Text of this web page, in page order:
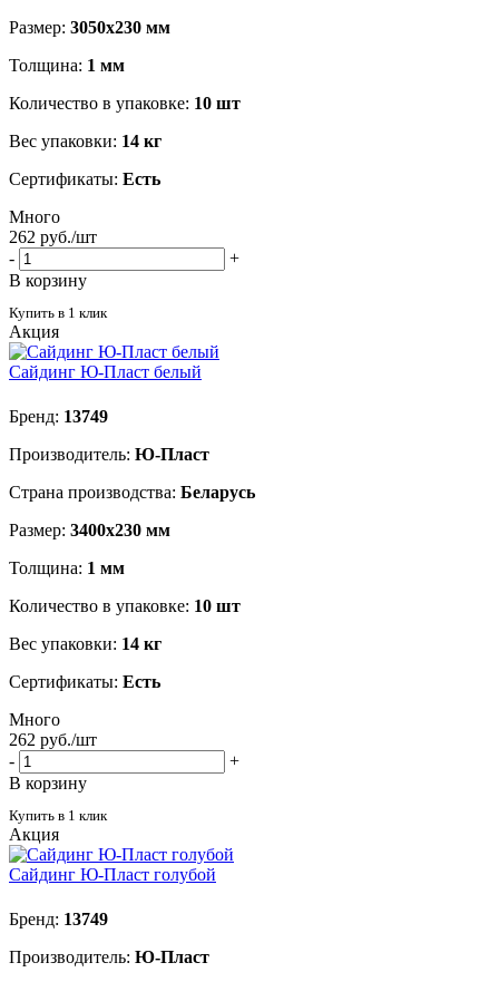
Размер: 3050х230 мм
Толщина: 1 мм
Количество в упаковке: 10 шт
Вес упаковки: 14 кг
Сертификаты: Есть
Много
262 руб./шт
-
+
В корзину
Купить в 1 клик
Акция
Сайдинг Ю-Пласт белый
Бренд: 13749
Производитель: Ю-Пласт
Страна производства: Беларусь
Размер: 3400х230 мм
Толщина: 1 мм
Количество в упаковке: 10 шт
Вес упаковки: 14 кг
Сертификаты: Есть
Много
262 руб./шт
-
+
В корзину
Купить в 1 клик
Акция
Сайдинг Ю-Пласт голубой
Бренд: 13749
Производитель: Ю-Пласт